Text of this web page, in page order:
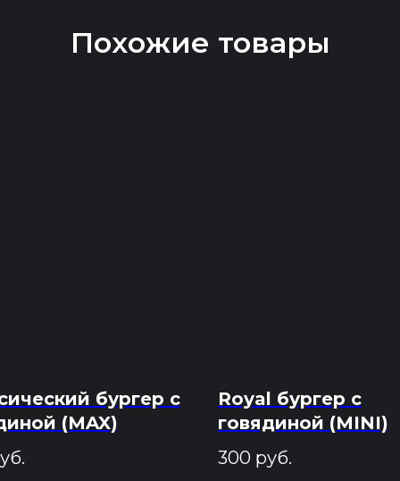
Похожие товары
бургер с
(MAX)
Royal бургер с
говядиной (MINI)
300 руб.